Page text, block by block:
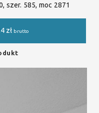
szer. 585, moc 2871
zł brutto